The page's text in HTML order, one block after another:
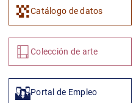
Catálogo de datos
Colección de arte
Portal de Empleo